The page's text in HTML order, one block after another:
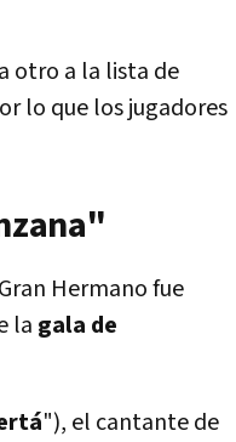
otro a la lista de
lo que los jugadores
Hermano fue
la gala de
"), el cantante de